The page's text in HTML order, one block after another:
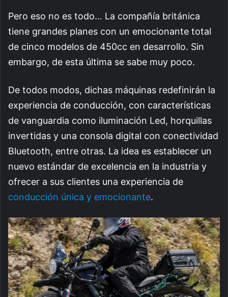
Pero eso no es todo… La compañía británica
tiene grandes planes con un emocionante total
de cinco modelos de 450cc en desarrollo. Sin
embargo, de esta última se sabe muy poco.
De todos modos, dichas máquinas redefinirán la
experiencia de conducción, con características
de vanguardia como iluminación Led, horquillas
invertidas y una consola digital con conectividad
Bluetooth, entre otras. La idea es establecer un
nuevo estándar de excelencia en la industria y
ofrecer a sus clientes una experiencia de
conducción única y emocionante.